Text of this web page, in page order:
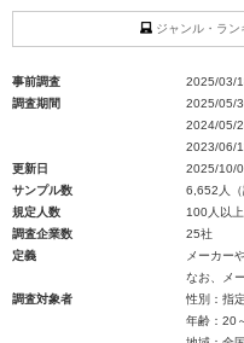
ジャンル・ラ
事前調査
2025/03/
調査期間
2025/05/
2024/05/
2023/06/
更新日
2025/10/
サンプル数
6,652人（
規定人数
100人以上
調査企業数
25社
定義
メーカー
なお、メ
調査対象者
性別：指
年齢：20